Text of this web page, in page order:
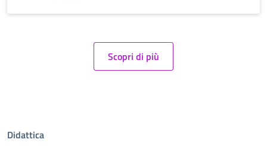
Scopri di più
Didattica